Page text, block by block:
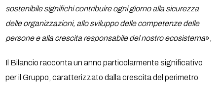
sostenibile significhi contribuire ogni giorno alla sicurezza
delle organizzazioni, allo sviluppo delle competenze delle
persone e alla crescita responsabile del nostro ecosistema»,
Il Bilancio racconta un anno particolarmente significativo
per il Gruppo, caratterizzato dalla crescita del perimetro